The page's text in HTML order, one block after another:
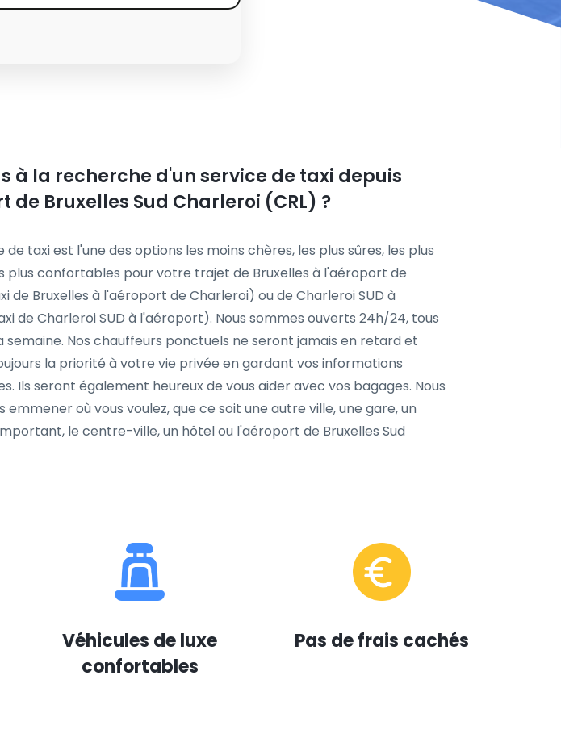
à la recherche d'un service de taxi depuis
de Bruxelles Sud Charleroi (CRL) ?
de taxi est l'une des options les moins chères, les plus sûres, les plus
plus confortables pour votre trajet de Bruxelles à l'aéroport de
de Bruxelles à l'aéroport de Charleroi) ou de Charleroi SUD à
de Charleroi SUD à l'aéroport). Nous sommes ouverts 24h/24, tous
semaine. Nos chauffeurs ponctuels ne seront jamais en retard et
la priorité à votre vie privée en gardant vos informations
Ils seront également heureux de vous aider avec vos bagages. Nous
emmener où vous voulez, que ce soit une autre ville, une gare, un
le centre-ville, un hôtel ou l'aéroport de Bruxelles Sud
Véhicules de luxe
confortables
Pas de frais cachés